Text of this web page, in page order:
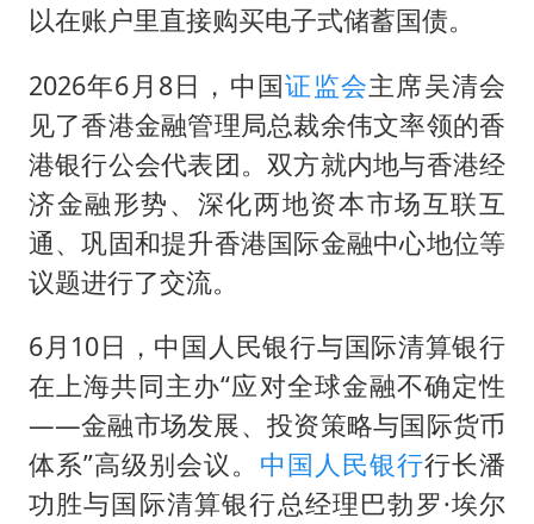
以在账户里直接购买电子式储蓄国债。
2026年6月8日，中国证监会主席吴清会
见了香港金融管理局总裁余伟文率领的香
港银行公会代表团。双方就内地与香港经
济金融形势、深化两地资本市场互联互
通、巩固和提升香港国际金融中心地位等
议题进行了交流。
6月10日，中国人民银行与国际清算银行
在上海共同主办“应对全球金融不确定性
——金融市场发展、投资策略与国际货币
体系”高级别会议。 中国人民银行行长潘
功胜与国际清算银行总经理巴勃罗·埃尔